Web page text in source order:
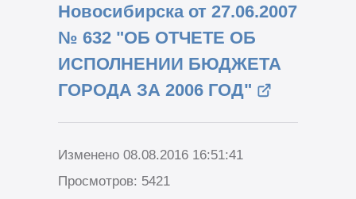
Новосибирска от 27.06.2007
№ 632 "ОБ ОТЧЕТЕ ОБ
ИСПОЛНЕНИИ БЮДЖЕТА
ГОРОДА ЗА 2006 ГОД"
Изменено 08.08.2016 16:51:41
Просмотров: 5421